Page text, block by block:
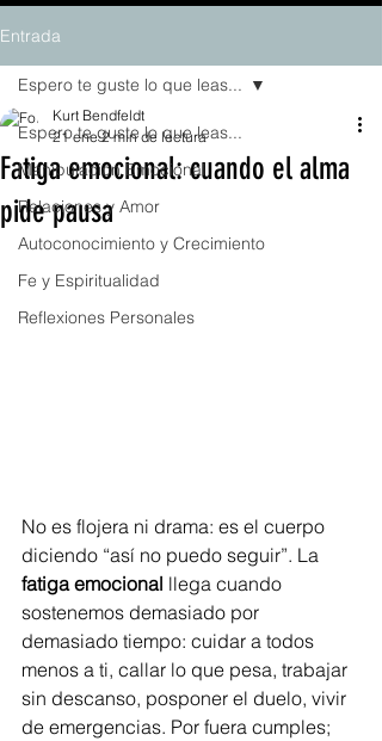
Entrada
Espero te guste lo que leas...
Manipulación Emocional
Relaciones y Amor
Autoconocimiento y Crecimiento
Fe y Espiritualidad
Reflexiones Personales
Espero te guste lo que leas...
Fatiga emocional: cuando el alma
pide pausa
Kurt Bendfeldt
21 ene 2 min de lectura
No es flojera ni drama: es el cuerpo
diciendo “así no puedo seguir”. La
fatiga emocional llega cuando
sostenemos demasiado por
demasiado tiempo: cuidar a todos
menos a ti, callar lo que pesa, trabajar
sin descanso, posponer el duelo, vivir
de emergencias. Por fuera cumples;